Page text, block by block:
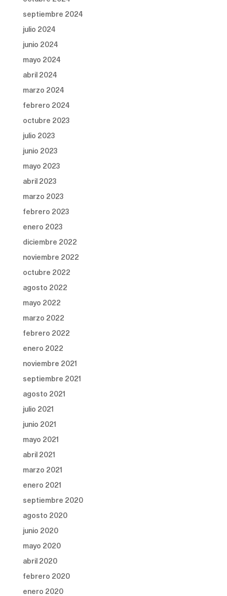
septiembre 2024
julio 2024
junio 2024
mayo 2024
abril 2024
marzo 2024
febrero 2024
octubre 2023
julio 2023
junio 2023
mayo 2023
abril 2023
marzo 2023
febrero 2023
enero 2023
diciembre 2022
noviembre 2022
octubre 2022
agosto 2022
mayo 2022
marzo 2022
febrero 2022
enero 2022
noviembre 2021
septiembre 2021
agosto 2021
julio 2021
junio 2021
mayo 2021
abril 2021
marzo 2021
enero 2021
septiembre 2020
agosto 2020
junio 2020
mayo 2020
abril 2020
febrero 2020
enero 2020